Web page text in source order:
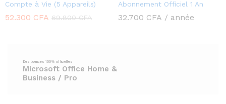
Compte à Vie (5 Appareils)
52.300 CFA 69.800CFA
Abonnement Officiel 1 An
32.700 CFA / année
Microsoft Office Home &
Business / Pro